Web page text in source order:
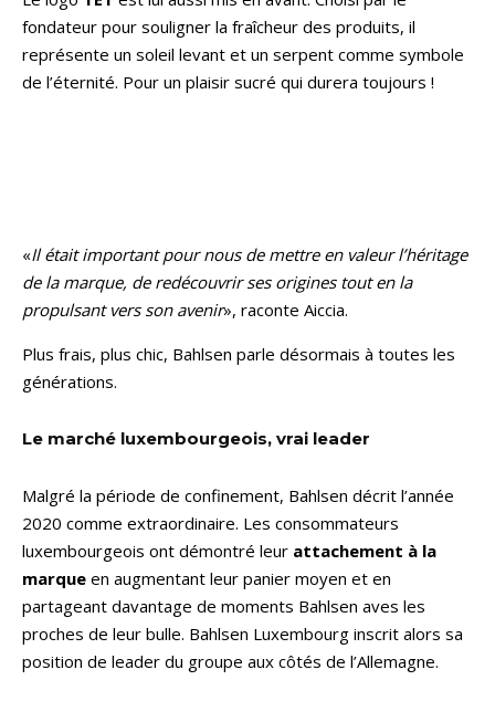
fondateur pour souligner la fraîcheur des produits, il
représente un soleil levant et un serpent comme symbole
de l’éternité. Pour un plaisir sucré qui durera toujours !
«Il était important pour nous de mettre en valeur l’héritage
de la marque, de redécouvrir ses origines tout en la
propulsant vers son avenir», raconte Aiccia.
Plus frais, plus chic, Bahlsen parle désormais à toutes les
générations.
Le marché luxembourgeois, vrai leader
Malgré la période de confinement, Bahlsen décrit l’année
2020 comme extraordinaire. Les consommateurs
luxembourgeois ont démontré leur attachement à la
marque en augmentant leur panier moyen et en
partageant davantage de moments Bahlsen aves les
proches de leur bulle. Bahlsen Luxembourg inscrit alors sa
position de leader du groupe aux côtés de l’Allemagne.